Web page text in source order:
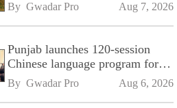
By Gwadar Pro Aug 7, 2026
Punjab launches 120-session
Chinese language program for
SPU
By Gwadar Pro Aug 6, 2026